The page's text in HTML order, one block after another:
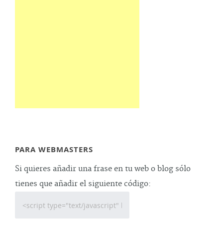
PARA WEBMASTERS
Si quieres añadir una frase en tu web o blog sólo
tienes que añadir el siguiente código: